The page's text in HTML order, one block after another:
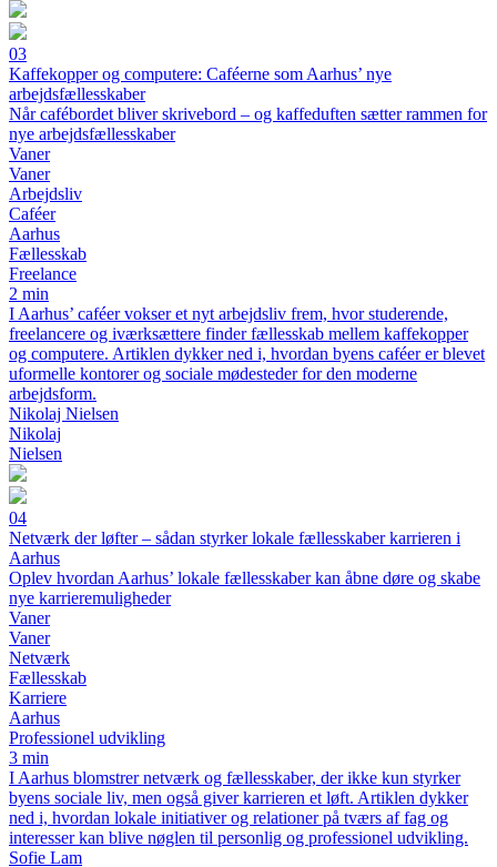
03
Kaffekopper og computere: Caféerne som Aarhus’ nye
arbejdsfællesskaber
Når cafébordet bliver skrivebord – og kaffeduften sætter rammen for
nye arbejdsfællesskaber
Vaner
Vaner
Arbejdsliv
Caféer
Aarhus
Fællesskab
Freelance
2 min
I Aarhus’ caféer vokser et nyt arbejdsliv frem, hvor studerende,
freelancere og iværksættere finder fællesskab mellem kaffekopper
og computere. Artiklen dykker ned i, hvordan byens caféer er blevet
uformelle kontorer og sociale mødesteder for den moderne
arbejdsform.
Nikolaj Nielsen
Nikolaj
Nielsen
04
Netværk der løfter – sådan styrker lokale fællesskaber karrieren i
Aarhus
Oplev hvordan Aarhus’ lokale fællesskaber kan åbne døre og skabe
nye karrieremuligheder
Vaner
Vaner
Netværk
Fællesskab
Karriere
Aarhus
Professionel udvikling
3 min
I Aarhus blomstrer netværk og fællesskaber, der ikke kun styrker
byens sociale liv, men også giver karrieren et løft. Artiklen dykker
ned i, hvordan lokale initiativer og relationer på tværs af fag og
interesser kan blive nøglen til personlig og professionel udvikling.
Sofie Lam